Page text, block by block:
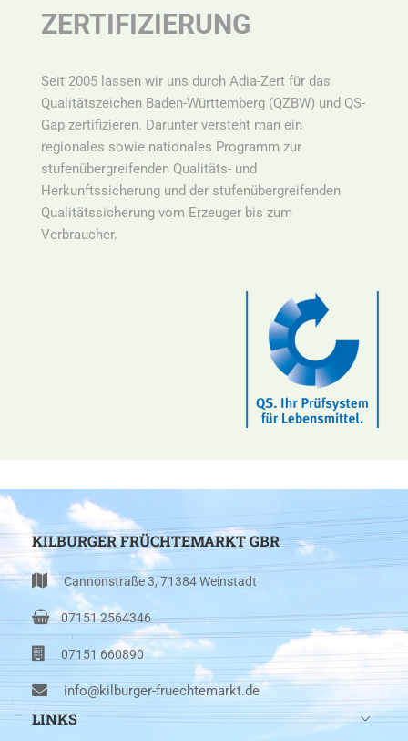
ZERTIFIZIERUNG
Seit 2005 lassen wir uns durch Adia-Zert für das
Qualitätszeichen Baden-Württemberg (QZBW) und QS-
Gap zertifizieren. Darunter versteht man ein
regionales sowie nationales Programm zur
stufenübergreifenden Qualitäts- und
Herkunftssicherung und der stufenübergreifenden
Qualitätssicherung vom Erzeuger bis zum
Verbraucher.
KILBURGER FRÜCHTEMARKT GBR
Cannonstraße 3, 71384 Weinstadt
07151 2564346
07151 660890
info@kilburger-fruechtemarkt.de
LINKS